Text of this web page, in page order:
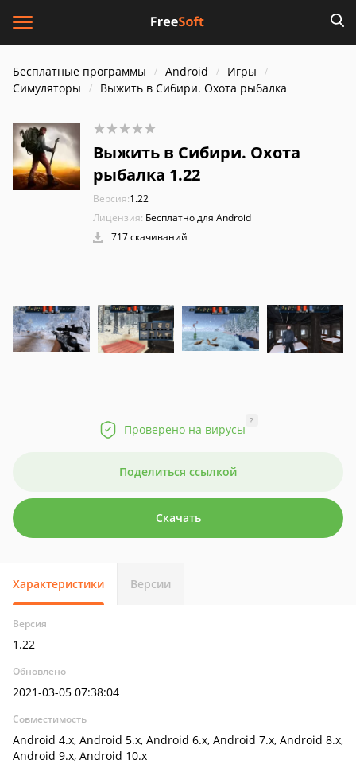
Бесплатные программы Android
Игры
Симуляторы
Выжить в Сибири. Охота рыбалка
Выжить в Сибири. Охота
рыбалка 1.22
Версия:1.22
Лицензия: Бесплатно для Android
717 скачиваний
Проверено на вирусы
?
Поделиться ссылкой
Скачать
Характеристики Версии
Версия
1.22
Обновлено
2021-03-05 07:38:04
Совместимость
Android 4.x, Android 5.x, Android 6.x, Android 7.x, Android 8.x,
Android 9.x, Android 10.x